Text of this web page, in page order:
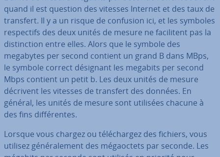
quand il est question des vitesses Internet et des taux de
transfert. Il y a un risque de confusion ici, et les symboles
res­pec­tifs des deux unités de mesure ne fa­ci­li­tent pas la
dis­tinc­tion entre elles. Alors que le symbole des
megabytes per second contient un grand B dans MBps,
le symbole correct désignant les megabits per second
Mbps contient un petit b. Les deux unités de mesure
décrivent les vitesses de transfert des données. En
général, les unités de mesure sont utilisées chacune à
des fins dif­fé­rentes.
Lorsque vous chargez ou té­lé­char­gez des fichiers, vous
utilisez gé­né­ra­le­ment des mé­gaoc­tets par seconde. Les